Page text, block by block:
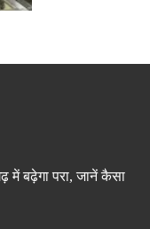
में बढ़ेगा परा, जानें कैसा